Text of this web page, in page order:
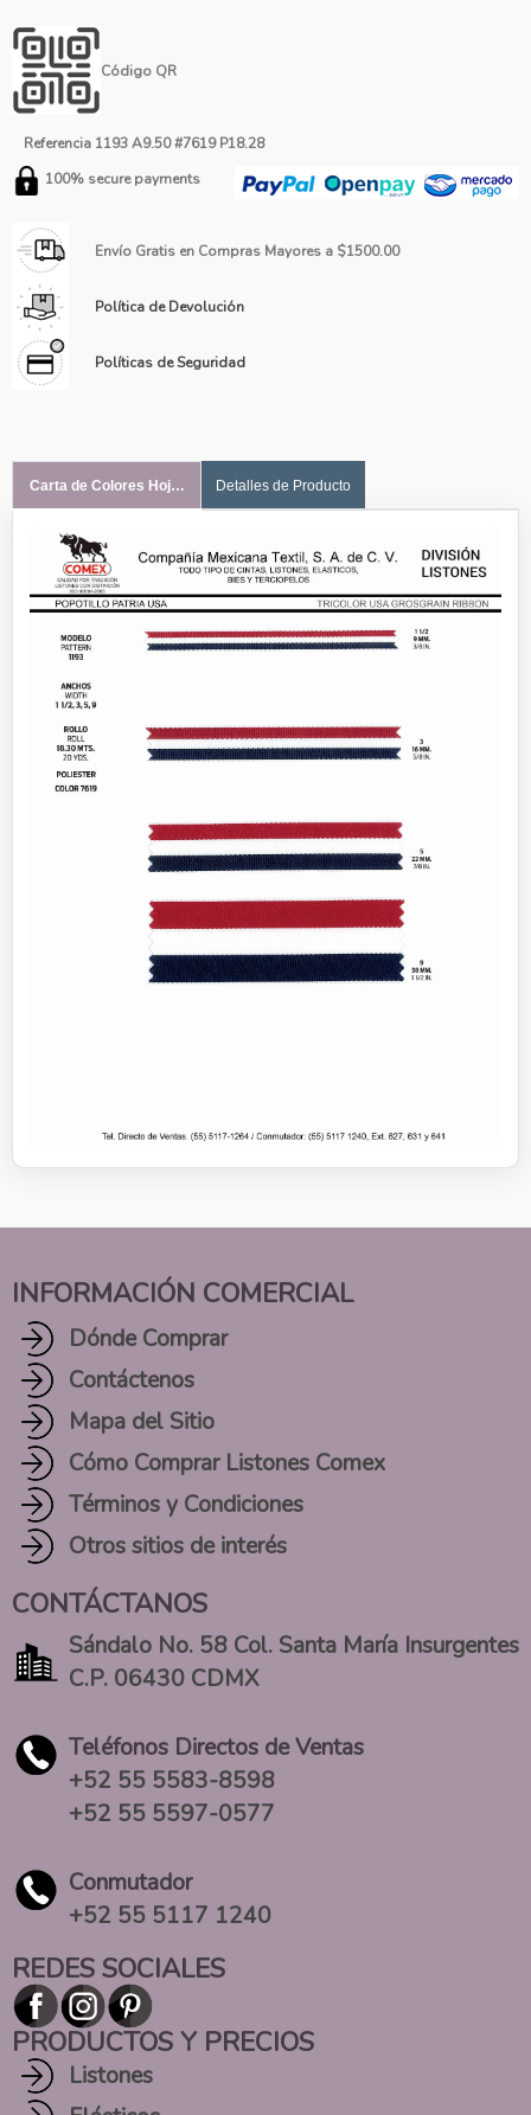
Código QR
Referencia 1193 A9.50 #7619 P18.28
100% secure payments
Envío Gratis en Compras Mayores a $1500.00
Política de Devolución
Políticas de Seguridad
Carta de Colores Hoja #1 Detalles de Producto
INFORMACIÓN COMERCIAL
Dónde Comprar
Contáctenos
Mapa del Sitio
Cómo Comprar Listones Comex
Términos y Condiciones
Otros sitios de interés
CONTÁCTANOS
Sándalo No. 58 Col. Santa María Insurgentes
C.P. 06430 CDMX
Teléfonos Directos de Ventas
+52 55 5583-8598
+52 55 5597-0577
Conmutador
+52 55 5117 1240
REDES SOCIALES
PRODUCTOS Y PRECIOS
Listones